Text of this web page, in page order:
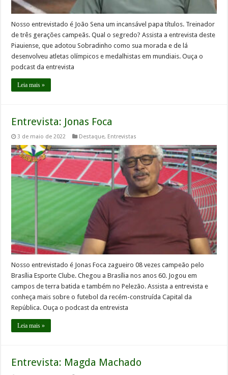
Nosso entrevistado é João Sena um incansável papa títulos. Treinador
de três gerações campeãs. Qual o segredo? Assista a entrevista deste
Piauiense, que adotou Sobradinho como sua morada e de lá
desenvolveu atletas olímpicos e medalhistas em mundiais. Ouça o
podcast da entrevista
Leia mais »
Entrevista: Jonas Foca
3 de maio de 2022 Destaque, Entrevistas
Nosso entrevistado é Jonas Foca zagueiro 08 vezes campeão pelo
Brasília Esporte Clube. Chegou a Brasília nos anos 60. Jogou em
campos de terra batida e também no Pelezão. Assista a entrevista e
conheça mais sobre o futebol da recém-construída Capital da
República. Ouça o podcast da entrevista
Leia mais »
Entrevista: Magda Machado